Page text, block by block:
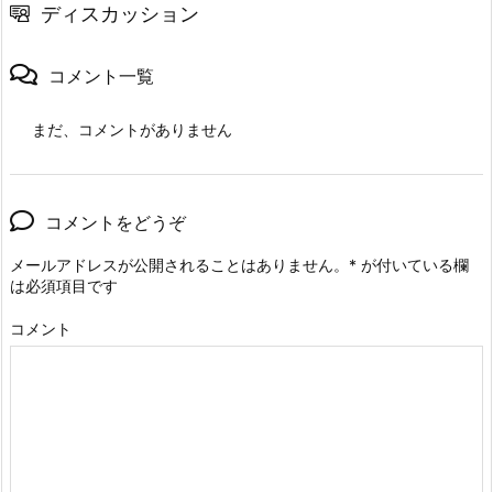
ディスカッション
コメント一覧
まだ、コメントがありません
コメントをどうぞ
メールアドレスが公開されることはありません。 * が付いている欄
は必須項目です
コメント